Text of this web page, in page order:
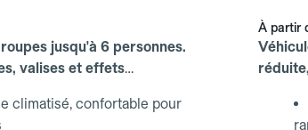
jusqu'à 6 personnes.
valises et effets
climatisé, confortable pour
À partir